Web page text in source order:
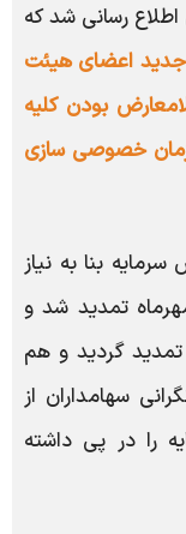
جدید اعضای هیئت
بودن کلیه
خصوصی سازی
بنا به نیاز
سازمان خصوصی سازی تا ۵ مهرماه تمدید شد و
این مجوز سه باره تا ۱۸ آبان ماه ۱۴۰۳ تمدید گردید و هم
سهامداران از
را در پی داشته